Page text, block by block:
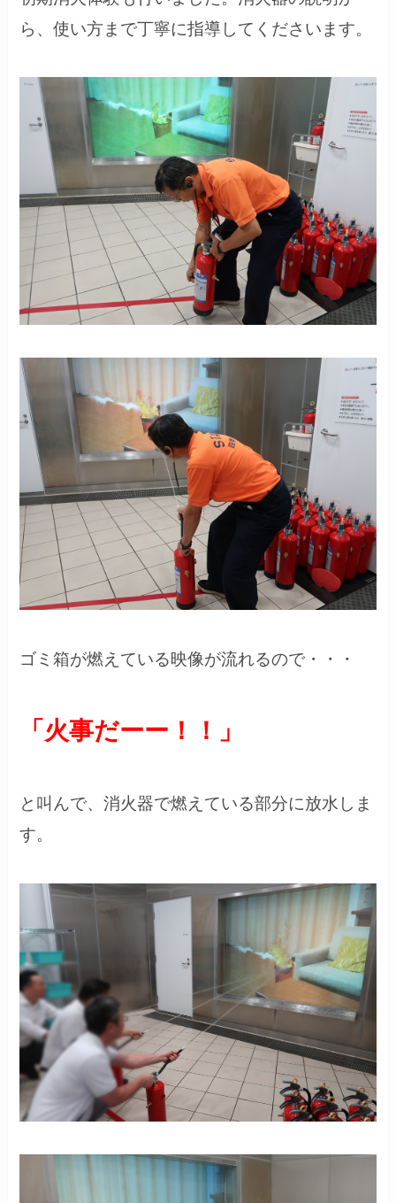
ら、使い方まで丁寧に指導してくださいます。
ゴミ箱が燃えている映像が流れるので・・・
「火事だーー！！」
と叫んで、消火器で燃えている部分に放水しま
す。